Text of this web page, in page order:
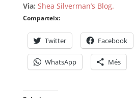
Via: Shea Silverman’s Blog.
Comparteix:
Twitter Facebook
WhatsApp Més